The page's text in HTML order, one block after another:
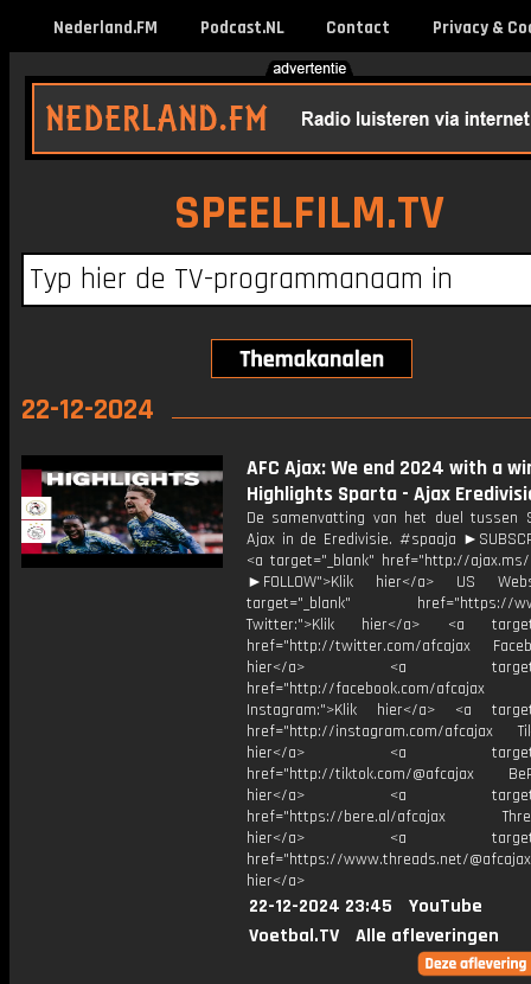
Nederland.FM Podcast.NL Contact Privacy &
SPEELFILM.TV
22-12-2024
AFC Ajax: We end 2024 with a
Highlights Sparta - Ajax
De samenvatting van het duel tussen
Ajax in de Eredivisie. #spaaja
<a target="_blank" href="http://
►FOLLOW">Klik hier</a> US
target="_blank" href="https://
Twitter:">Klik hier</a> <a
href="http://twitter.com/afcajax
hier</a> <a
href="http://facebook.com/afcajax
Instagram:">Klik hier</a> <a
href="http://instagram.com/afcajax
hier</a> <a
href="http://tiktok.com/@afcajax
hier</a> <a
href="https://bere.al/afcajax
hier</a> <a
href="https://www.threads.net/
hier</a>
22-12-2024 23:45
YouTube
Voetbal.TV
Alle afleveringen